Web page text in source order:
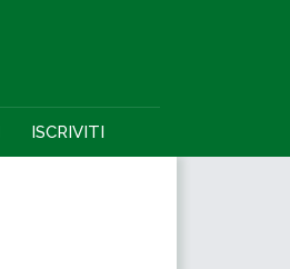
ISCRIVITI